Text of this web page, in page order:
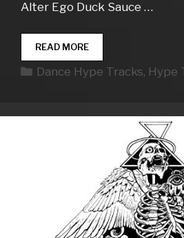
Alter Ego Duck Sauce …
READ MOREDANCE
HYPE
TRACKS
Kategorien
Dance Hype Tracks, Hype